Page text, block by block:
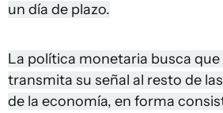
un día de plazo.
La política monetaria busca que
transmita su señal al resto de
de la economía, en forma